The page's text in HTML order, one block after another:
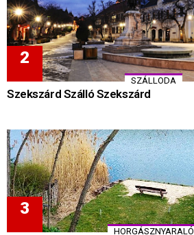
SZÁLLODA
Szekszárd Szálló Szekszárd
HORGÁSZNYARALÓ